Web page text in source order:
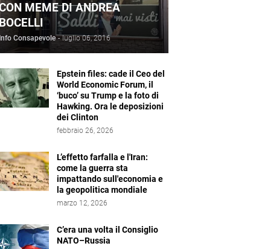
MEME DI ANDREA
BOCELLI
Info Consapevole - luglio 06, 2016
Epstein files: cade il Ceo del
World Economic Forum, il
‘buco’ su Trump e la foto di
Hawking. Ora le deposizioni
dei Clinton
febbraio 26, 2026
L’effetto farfalla e l'Iran:
come la guerra sta
impattando sull'economia e
la geopolitica mondiale
marzo 12, 2026
C’era una volta il Consiglio
NATO–Russia